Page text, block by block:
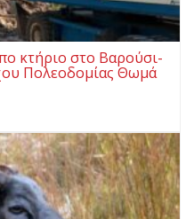
κτήριο στο Βαρούσι-
Πολεοδομίας Θωμά